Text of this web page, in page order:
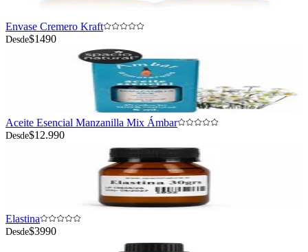
Envase Cremero Kraft
Desde$1490
Aceite Esencial Manzanilla Mix Ámbar
Desde$12.990
Elastina
Desde$3990